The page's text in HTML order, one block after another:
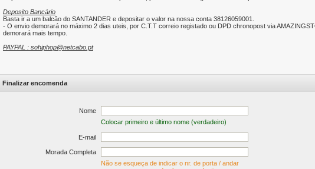
Deposito Bancário
Basta ir a um balcão do SANTANDER e depositar o valor na nossa conta 38126059001.
- O envio demorará no máximo 2 dias uteis, por C.T.T correio registado ou DPD chronopost via
demorará mais tempo.
PAYPAL : sohiphop@netcabo.pt
Finalizar encomenda
Nome
Colocar primeiro e último nome (verdadeiro)
E-mail
Morada Completa
Não se esqueça de indicar o nr. de porta / andar